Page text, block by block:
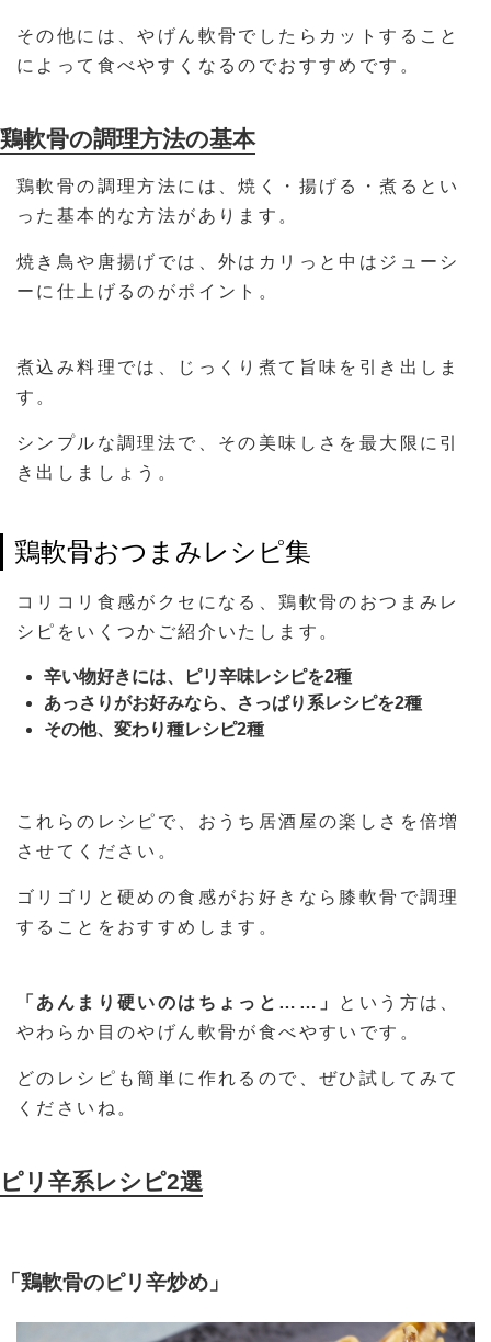
その他には、やげん軟骨でしたらカットすること
によって食べやすくなるのでおすすめです。
鶏軟骨の調理方法の基本
鶏軟骨の調理方法には、焼く・揚げる・煮るとい
った基本的な方法があります。
焼き鳥や唐揚げでは、外はカリっと中はジューシ
ーに仕上げるのがポイント。
煮込み料理では、じっくり煮て旨味を引き出しま
す。
シンプルな調理法で、その美味しさを最大限に引
き出しましょう。
鶏軟骨おつまみレシピ集
コリコリ食感がクセになる、鶏軟骨のおつまみレ
シピをいくつかご紹介いたします。
辛い物好きには、ピリ辛味レシピを2種
あっさりがお好みなら、さっぱり系レシピを2種
その他、変わり種レシピ2種
これらのレシピで、おうち居酒屋の楽しさを倍増
させてください。
ゴリゴリと硬めの食感がお好きなら膝軟骨で調理
することをおすすめします。
「あんまり硬いのはちょっと……」 という方は、
やわらか目のやげん軟骨が食べやすいです。
どのレシピも簡単に作れるので、ぜひ試してみて
くださいね。
ピリ辛系レシピ2選
「鶏軟骨のピリ辛炒め」